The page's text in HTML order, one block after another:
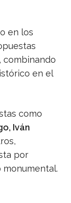
en los
combinando
en el
como
Iván
por